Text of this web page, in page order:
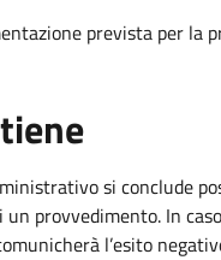
prevista per la
si conclude
un provvedimento. In
l’esito